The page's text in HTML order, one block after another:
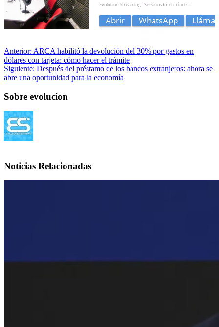
Anterior: ARCA habilitó la devolución del 30% por gastos en
dólares con tarjeta: cómo hacer el trámite
Siguiente: Después del préstamo de los bancos extranjeros: ahora se
abre una oportunidad para la economía
Sobre evolucion
Noticias Relacionadas